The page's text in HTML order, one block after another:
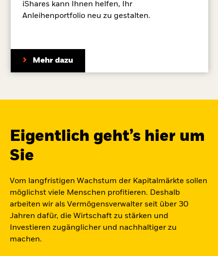
iShares kann Ihnen helfen, Ihr
Anleihenportfolio neu zu gestalten.
Mehr dazu
Eigentlich geht’s hier um
Sie
Vom langfristigen Wachstum der Kapitalmärkte sollen
möglichst viele Menschen profitieren. Deshalb
arbeiten wir als Vermögensverwalter seit über 30
Jahren dafür, die Wirtschaft zu stärken und
Investieren zugänglicher und nachhaltiger zu
machen.